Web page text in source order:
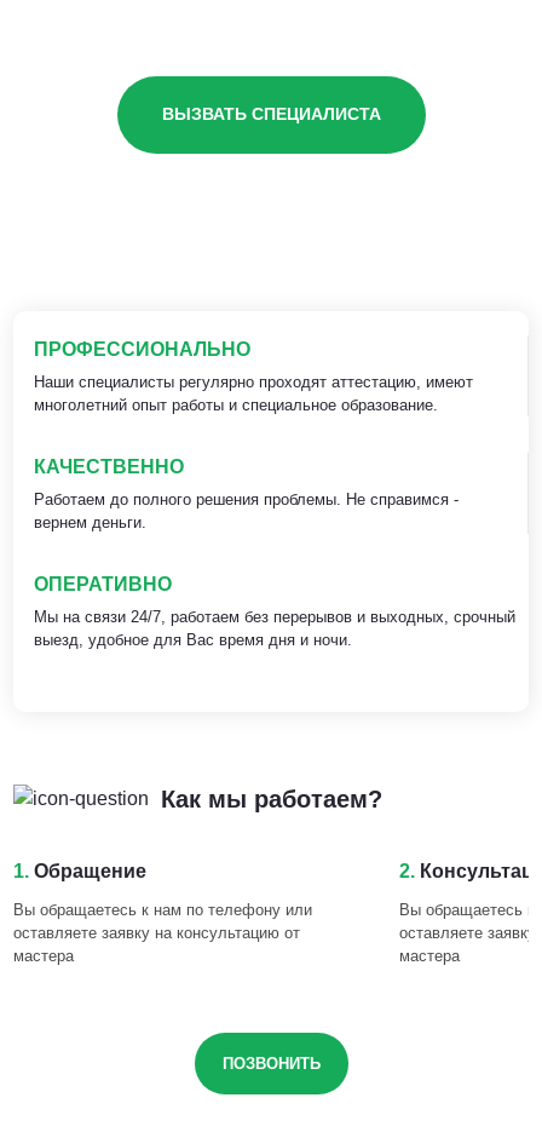
ВЫЗВАТЬ СПЕЦИАЛИСТА
ПРОФЕССИОНАЛЬНО
Наши специалисты регулярно проходят аттестацию, имеют
многолетний опыт работы и специальное образование.
КАЧЕСТВЕННО
Работаем до полного решения проблемы. Не справимся -
вернем деньги.
ОПЕРАТИВНО
Мы на связи 24/7, работаем без перерывов и выходных, срочный
выезд, удобное для Вас время дня и ночи.
Как мы работаем?
1. Обращение
Вы обращаетесь к нам по телефону или
оставляете заявку на консультацию от
мастера
2.
Вы обращаетесь
оставляете
мастера
ПОЗВОНИТЬ